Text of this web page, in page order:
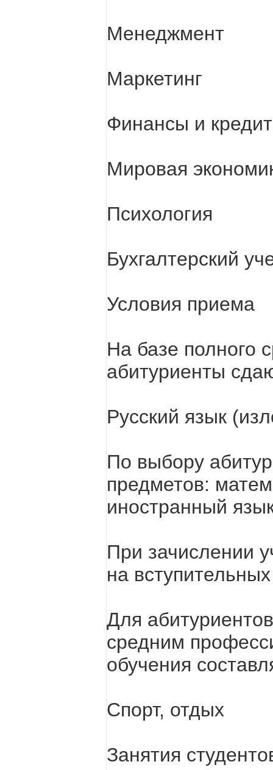
Менеджмент
Маркетинг
Финансы и кредит
Мировая
Психология
Бухгалтерский
Условия приема
На базе полного
абитуриенты
Русский язык
По выбору
предметов:
иностранный
При зачислении
на
Для
средним
обучения
Спорт, отдых
Занятия